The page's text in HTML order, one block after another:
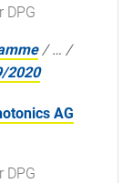
DPG
/… /
2020
AG
DPG